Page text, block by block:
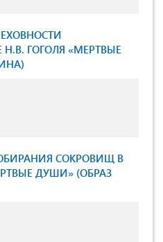
ГОГОЛЯ «МЕРТВЫЕ
СОКРОВИЩ В
ДУШИ» (ОБРАЗ